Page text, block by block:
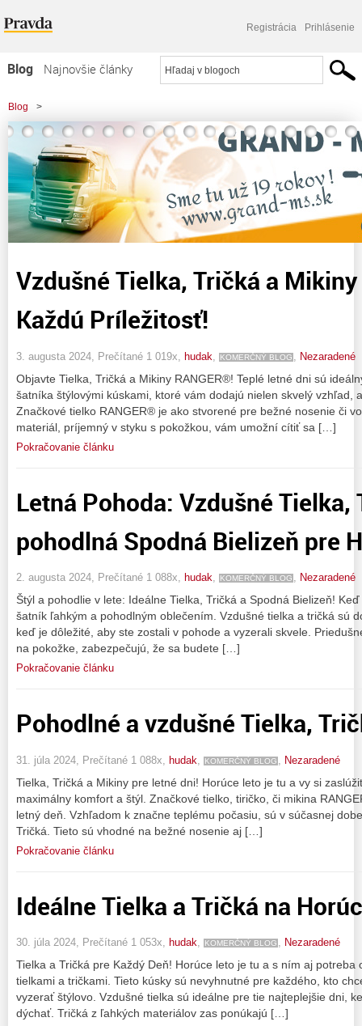
Registrácia Prihlásenie
Blog
Najnovšie články
Najčítanejšie články
Najkomentovanejšie články
Zoznam blogov
Komerčné blogy
Blog >
Vzdušné Tielka, Tričká a
Každú Príležitosť!
3. augusta 2024, Prečítané 1 019x, hudak KOMERČNÝ BLOG Nezaradené
Objavte Tielka, Tričká a Mikiny RANGER®! Teplé letné dni sú
šatníka štýlovými kúskami, ktoré vám dodajú nielen skvelý vzhľad,
Značkové tielko RANGER® je ako stvorené pre bežné nosenie či
materiál, príjemný v styku s pokožkou, vám umožní cítiť sa […]
Pokračovanie článku
Letná Pohoda: Vzdušné Tielka,
pohodlná Spodná Bielizeň pre
2. augusta 2024, Prečítané 1 088x, hudak, KOMERČNÝ BLOG , Nezaradené
Štýl a pohodlie v lete: Ideálne Tielka, Tričká a Spodná Bielizeň!
šatník ľahkým a pohodlným oblečením. Vzdušné tielka a tričká sú
keď je dôležité, aby ste zostali v pohode a vyzerali skvele.
na pokožke, zabezpečujú, že sa budete […]
Pokračovanie článku
Pohodlné a vzdušné Tielka,
31. júla 2024, Prečítané 1 088x, hudak KOMERČNÝ BLOG Nezaradené
Tielka, Tričká a Mikiny pre letné dni! Horúce leto je tu a vy si
maximálny komfort a štýl. Značkové tielko, tiričko, či mikina
letný deň. Vzhľadom k značne teplému počasiu, sú v súčasnej
Tričká. Tieto sú vhodné na bežné nosenie aj […]
Pokračovanie článku
Ideálne Tielka a Tričká na
30. júla 2024, Prečítané 1 053x, hudak, KOMERČNÝ BLOG , Nezaradené
Tielka a Tričká pre Každý Deň! Horúce leto je tu a s ním aj potreba
tielkami a tričkami. Tieto kúsky sú nevyhnutné pre každého, kto
vyzerať štýlovo. Vzdušné tielka sú ideálne pre tie najteplejšie dni,
dýchať. Tričká z ľahkých materiálov zas ponúkajú […]